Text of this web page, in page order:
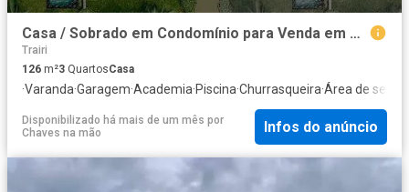
Casa / Sobrado em Condomínio para Venda em Trairi/CE Flecheiras 3 Quartos
Trairi
126 m²3 QuartosCasa
·Varanda·Garagem·Academia·Piscina·Churrasqueira·Área de
Disponibilizado há mais de um mês por
Chaves na mão
Infos do anúncio